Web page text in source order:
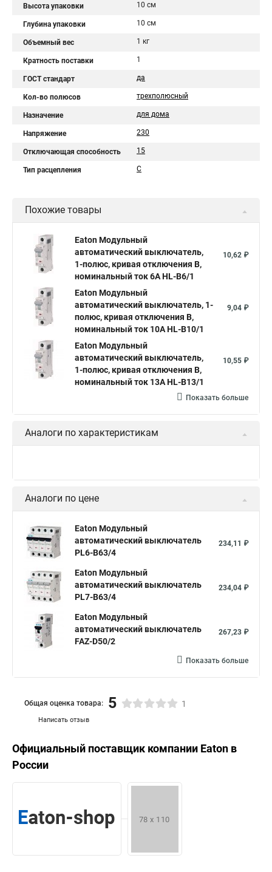
Высота упаковки 10 см
Глубина упаковки 10 см
Объемный вес 1 кг
Кратность поставки 1
ГОСТ стандарт да
Кол-во полюсов трехполюсный
Назначение для дома
Напряжение 230
Отключающая способность 15
Тип расцепления C
Похожие товары
Eaton Модульный
автоматический выключатель,
1-полюс, кривая отключения B,
номинальный ток 6А HL-B6/1
10,62 ₽
Eaton Модульный
автоматический выключатель, 1-
полюс, кривая отключения B,
номинальный ток 10А HL-B10/1
9,04 ₽
Eaton Модульный
автоматический выключатель,
1-полюс, кривая отключения B,
номинальный ток 13А HL-B13/1
10,55 ₽
Показать больше
Аналоги по характеристикам
Аналоги по цене
Eaton Модульный
автоматический выключатель
PL6-B63/4
234,11 ₽
Eaton Модульный
автоматический выключатель
PL7-B63/4
234,04 ₽
Eaton Модульный
автоматический выключатель
FAZ-D50/2
267,23 ₽
Показать больше
Написать отзыв
Общая оценка товара: 5 1
Официальный поставщик компании Eaton в
России